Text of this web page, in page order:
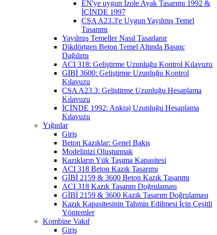
EN'ye uygun İzole Ayak Tasarımı 1992 &
İÇİNDE 1997
CSA A23.3'e Uygun Yayılmış Temel
Tasarımı
Yayılmış Temeller Nasıl Tasarlanır
Dikdörtgen Beton Temel Altında Basınç
Dağılımı
ACI 318: Geliştirme Uzunluğu Kontrol Kılavuzu
GİBİ 3600: Geliştirme Uzunluğu Kontrol
Kılavuzu
CSA A23.3: Geliştirme Uzunluğu Hesaplama
Kılavuzu
İÇİNDE 1992: Ankraj Uzunluğu Hesaplama
Kılavuzu
Yığınlar
Giriş
Beton Kazıklar: Genel Bakış
Modelinizi Oluşturmak
Kazıkların Yük Taşıma Kapasitesi
ACI 318 Beton Kazık Tasarımı
GİBİ 2159 & 3600 Beton Kazık Tasarımı
ACI 318 Kazık Tasarım Doğrulaması
GİBİ 2159 & 3600 Kazık Tasarım Doğrulaması
Kazık Kapasitesinin Tahmin Edilmesi İçin Çeşitli
Yöntemler
Kombine Vakıf
Giriş